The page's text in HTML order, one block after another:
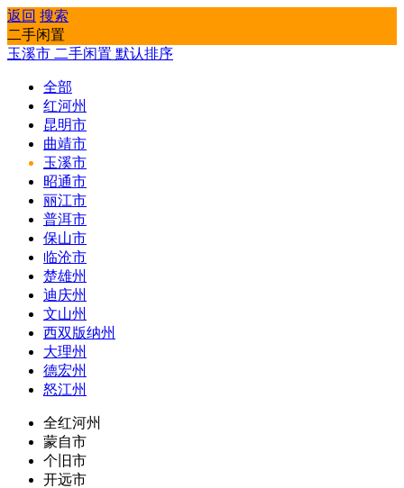
返回 搜索
二手闲置
玉溪市 二手闲置 默认排序
全部
红河州
昆明市
曲靖市
玉溪市
昭通市
丽江市
普洱市
保山市
临沧市
楚雄州
迪庆州
文山州
西双版纳州
大理州
德宏州
怒江州
全红河州
蒙自市
个旧市
开远市